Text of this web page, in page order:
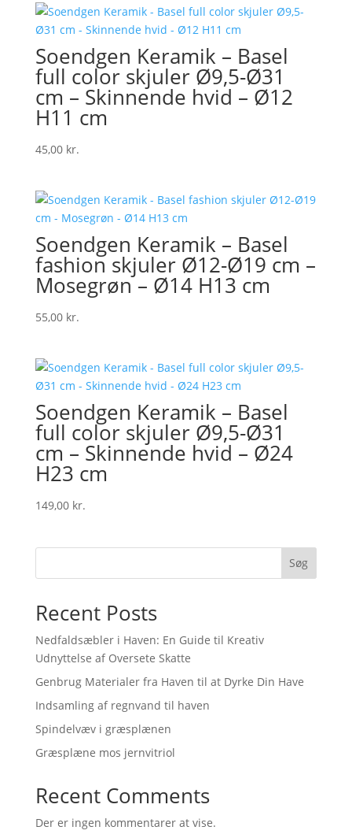
Soendgen Keramik – Basel
full color skjuler Ø9,5-Ø31
cm – Skinnende hvid – Ø12
H11 cm
45,00 kr.
Soendgen Keramik – Basel
fashion skjuler Ø12-Ø19 cm –
Mosegrøn – Ø14 H13 cm
55,00 kr.
Soendgen Keramik – Basel
full color skjuler Ø9,5-Ø31
cm – Skinnende hvid – Ø24
H23 cm
149,00 kr.
Søg
Recent Posts
Nedfaldsæbler i Haven: En Guide til Kreativ
Udnyttelse af Oversete Skatte
Genbrug Materialer fra Haven til at Dyrke Din Have
Indsamling af regnvand til haven
Spindelvæv i græsplænen
Græsplæne mos jernvitriol
Recent Comments
Der er ingen kommentarer at vise.